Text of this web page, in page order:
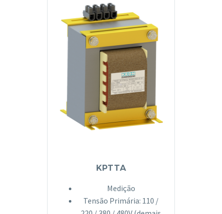
KPTTA
Medição
Tensão Primária: 110 /